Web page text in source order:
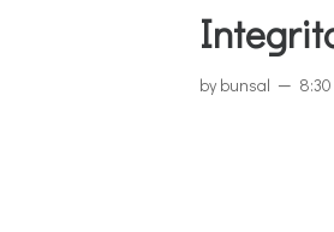
by bunsal